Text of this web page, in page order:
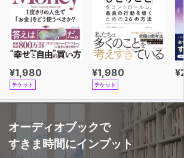
ーズ
まざまなサービス」
②
店①～②
ーズ
本①～⑤
ズ
¥1,980
チケット
¥1,980
チケット
オーディオブックで
すきま時間にインプット